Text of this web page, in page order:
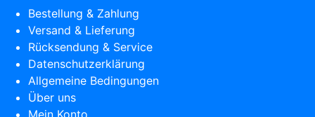
Bestellung & Zahlung
Versand & Lieferung
Rücksendung & Service
Datenschutzerklärung
Allgemeine Bedingungen
Über uns
Mein Konto